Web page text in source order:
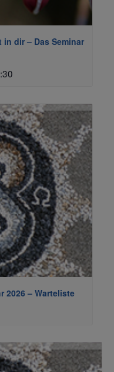
dir – Das Seminar
2026 – Warteliste